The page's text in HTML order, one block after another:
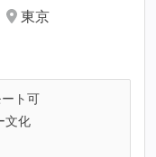
東京
ト可
文化